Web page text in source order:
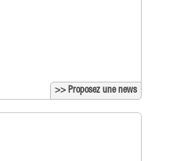
>> Proposez une news